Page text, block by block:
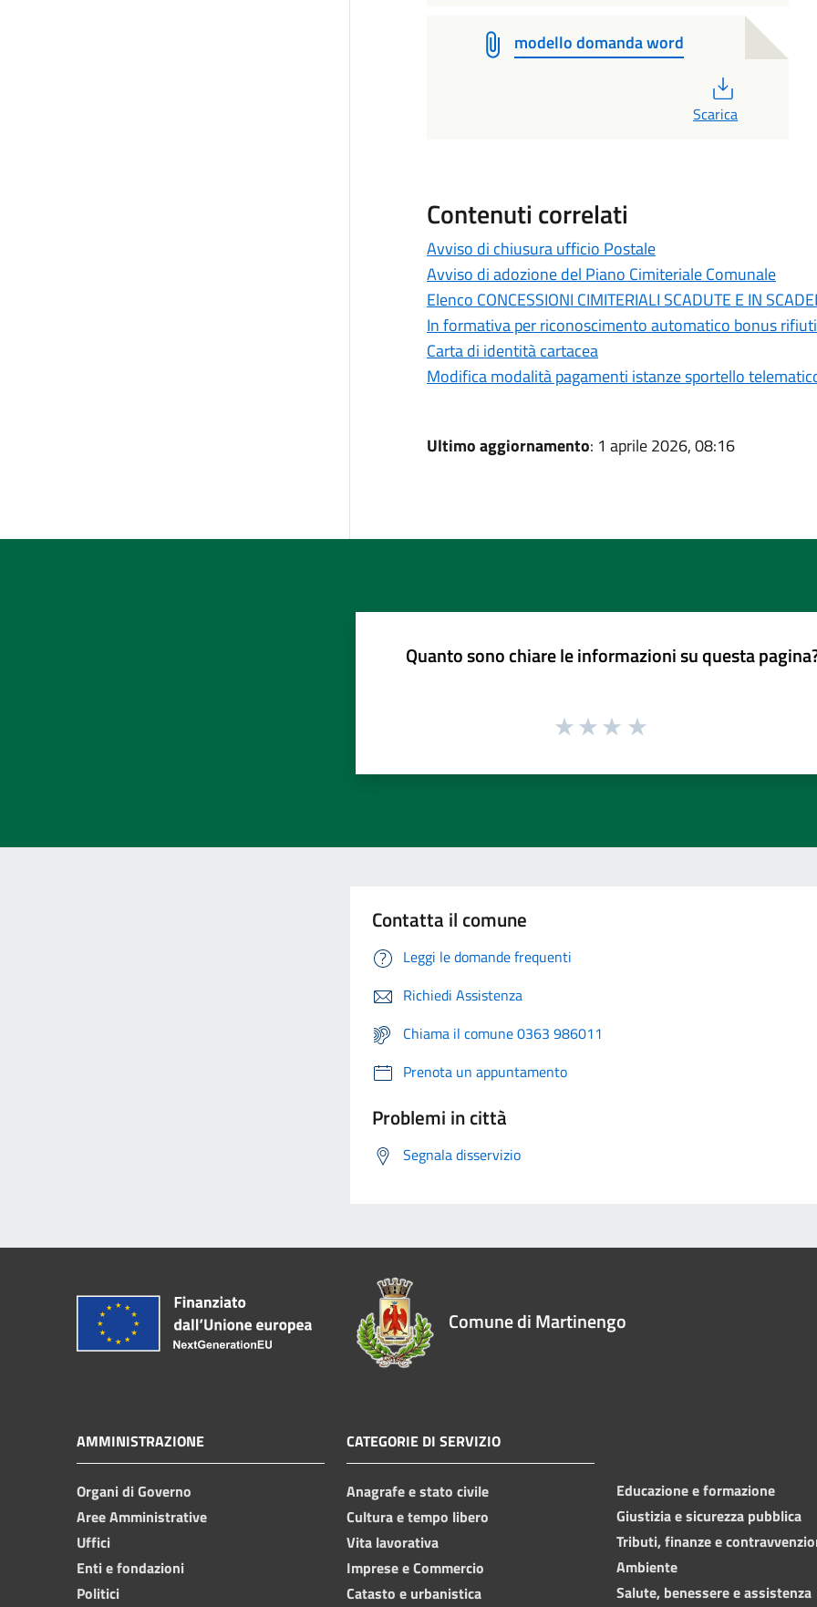
modello domanda word
Scarica
Contenuti correlati
Avviso di chiusura ufficio Postale
Avviso di adozione del Piano Cimiteriale Comunale
Elenco CONCESSIONI CIMITERIALI SCADUTE E IN
In formativa per riconoscimento automatico bonus rifiuti
Carta di identità cartacea
Modifica modalità pagamenti istanze sportello
Ultimo aggiornamento: 1 aprile 2026, 08:16
Quanto sono chiare le informazioni su questa
Contatta il comune
Leggi le domande frequenti
Richiedi Assistenza
Chiama il comune 0363 986011
Prenota un appuntamento
Problemi in città
Segnala disservizio
Comune di Martinengo
AMMINISTRAZIONE
Organi di Governo
Aree Amministrative
Uffici
Enti e fondazioni
Politici
CATEGORIE DI SERVIZIO
Anagrafe e stato civile
Cultura e tempo libero
Vita lavorativa
Imprese e Commercio
Catasto e urbanistica
Educazione e formazione
Giustizia e sicurezza pubblica
Tributi, finanze e
Ambiente
Salute, benessere e assistenza